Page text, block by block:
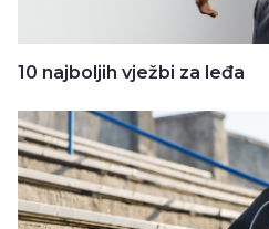
10 najboljih vježbi za leđa